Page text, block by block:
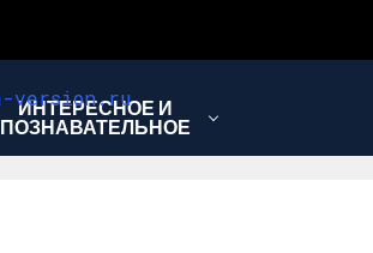
ИНТЕРЕСНОЕ И
ПОЗНАВАТЕЛЬНОЕ